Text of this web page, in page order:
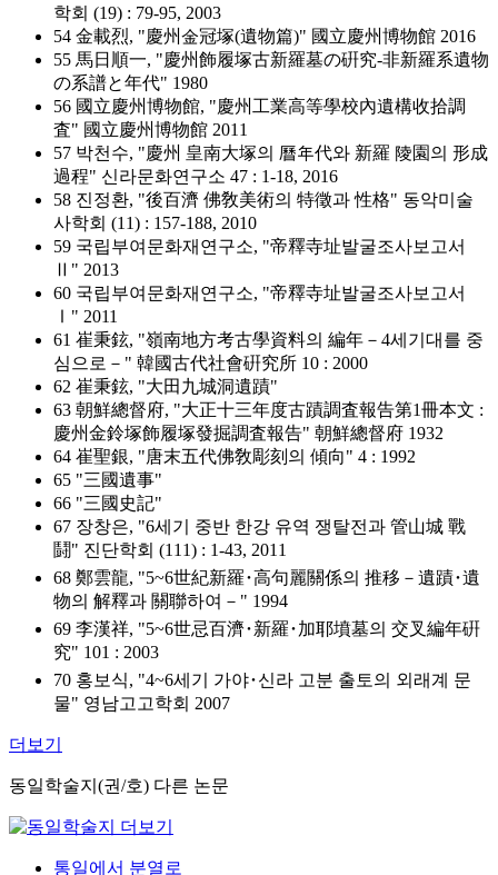
학회 (19) : 79-95, 2003
54 金載烈, "慶州金冠塚(遺物篇)" 國立慶州博物館 2016
55 馬日順一, "慶州飾履塚古新羅墓の硏究-非新羅系遺物
の系譜と年代" 1980
56 國立慶州博物館, "慶州工業高等學校內遺構收拾調
査" 國立慶州博物館 2011
57 박천수, "慶州 皇南大塚의 曆年代와 新羅 陵園의 形成
過程" 신라문화연구소 47 : 1-18, 2016
58 진정환, "後百濟 佛敎美術의 特徵과 性格" 동악미술
사학회 (11) : 157-188, 2010
59 국립부여문화재연구소, "帝釋寺址발굴조사보고서
Ⅱ" 2013
60 국립부여문화재연구소, "帝釋寺址발굴조사보고서
Ⅰ" 2011
61 崔秉鉉, "嶺南地方考古學資料의 編年－4세기대를 중
심으로－" 韓國古代社會硏究所 10 : 2000
62 崔秉鉉, "大田九城洞遺蹟"
63 朝鮮總督府, "大正十三年度古蹟調査報告第1冊本文 :
慶州金鈴塚飾履塚發掘調査報告" 朝鮮總督府 1932
64 崔聖銀, "唐末五代佛敎彫刻의 傾向" 4 : 1992
65 "三國遺事"
66 "三國史記"
67 장창은, "6세기 중반 한강 유역 쟁탈전과 管山城 戰
鬪" 진단학회 (111) : 1-43, 2011
68 鄭雲龍, "5~6世紀新羅･高句麗關係의 推移－遺蹟･遺
物의 解釋과 關聯하여－" 1994
69 李漢祥, "5~6世忌百濟･新羅･加耶墳墓의 交叉編年硏
究" 101 : 2003
70 홍보식, "4~6세기 가야･신라 고분 출토의 외래계 문
물" 영남고고학회 2007
더보기
동일학술지(권/호) 다른 논문
통일에서 분열로